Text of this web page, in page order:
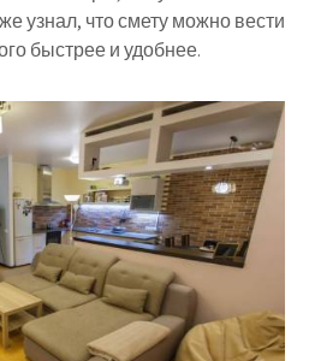
узнал, что смету можно вести
быстрее и удобнее.